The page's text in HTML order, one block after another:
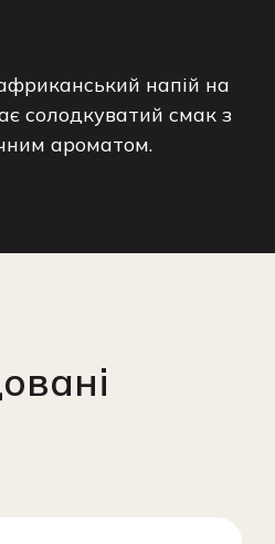
напій на
солодкуватий смак з
ароматом.